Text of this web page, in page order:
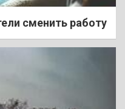
сменить работу